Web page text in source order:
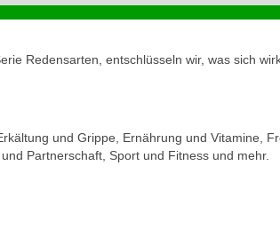
Redensarten, entschlüsseln wir, was sich
und Grippe, Ernährung und Vitamine,
Partnerschaft, Sport und Fitness und mehr.